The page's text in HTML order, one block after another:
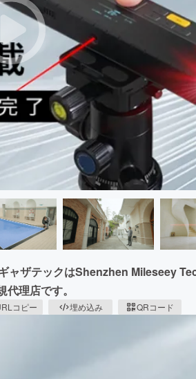
チャレンジ
CAMPFIRE for Social
CAMPFIREふるさと納税
ャザテックはShenzhen Mileseey
理店です。
コピー 埋め込み QRコード